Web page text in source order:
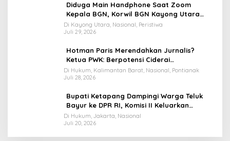
Diduga Main Handphone Saat Zoom
Kepala BGN, Korwil BGN Kayong Utara
Terancam Dimutasi ke Papua
Di Kayong Utara, Nasional, Peristiwa
Juli 29, 2026
Hotman Paris Merendahkan Jurnalis?
Ketua PWK: Berpotensi Ciderai
Penghormatan
Di Hukum, Kalimantan Barat, Nasional, Pontianak
Juli 28, 2026
Bupati Ketapang Dampingi Warga Teluk
Bayur ke DPR RI, Komisi II Keluarkan
Rekomendasi Tegas Soal Konflik Lahan PT
PTS
Di Hukum, Jakarta, Nasional
Juli 20, 2026